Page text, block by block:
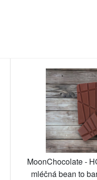
MoonChocolate -
mléčná bean to